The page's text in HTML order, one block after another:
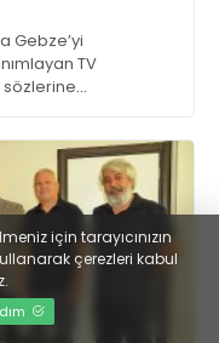
Gebze’yi
TV
sözlerine
için tarayıcınızın
çerezleri kabul